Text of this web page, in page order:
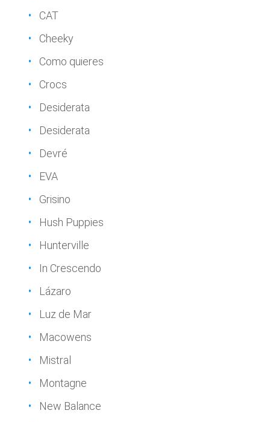
CAT
Cheeky
Como quieres
Crocs
Desiderata
Desiderata
Devré
EVA
Grisino
Hush Puppies
Hunterville
In Crescendo
Lázaro
Luz de Mar
Macowens
Mistral
Montagne
New Balance